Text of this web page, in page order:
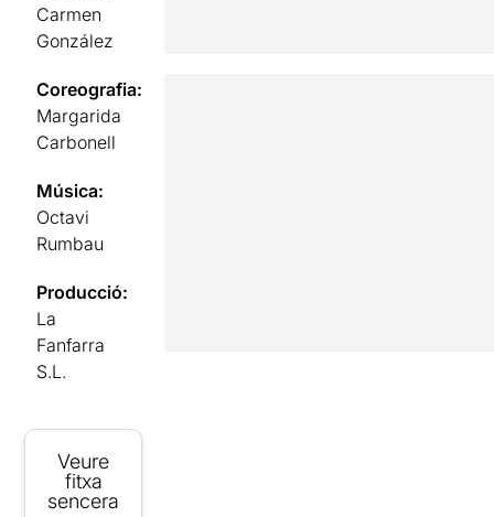
Carmen
González
Coreografia:
Margarida
Carbonell
Música:
Octavi
Rumbau
Producció:
La
Fanfarra
S.L.
Veure
fitxa
sencera